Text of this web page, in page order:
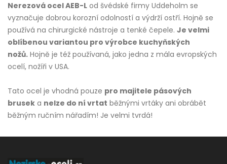
Nerezová ocel AEB-L od švédské firmy Uddeholm se
vyznačuje dobrou korozní odolností a výdrží ostří. Hojně se
používá na chirurgické nástroje a tenké čepele. Je velmi
oblíbenou variantou pro výrobce kuchyňských
nožů. Hojně je též používaná, jako jedna z mála evropských
ocelí, nožíři v USA.
Tato ocel je vhodná pouze pro majitele pásových
brusek a nelze do ní vrtat běžnými vrtáky ani obrábět
běžným ručním nářadím! Je velmi tvrdá!